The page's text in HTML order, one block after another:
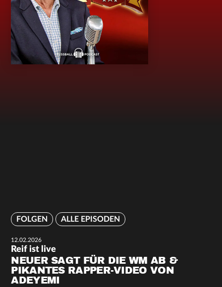
FOLGEN ALLE EPISODEN
12.02.2026
Reif ist live
NEUER SAGT FÜR DIE WM AB &
PIKANTES RAPPER-VIDEO VON
ADEYEMI